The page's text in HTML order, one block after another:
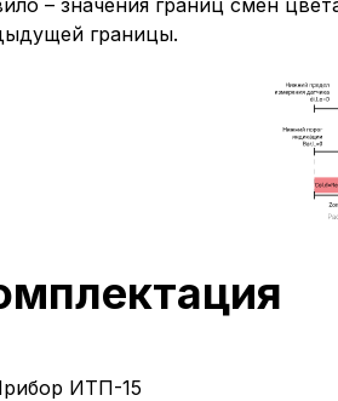
– значения границ смен
границы.
ИТП-15